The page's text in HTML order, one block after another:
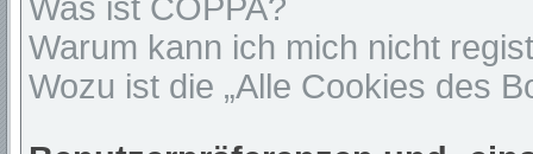
Was ist COPPA?
Warum kann ich mich nicht
Wozu ist die „Alle Cookies des